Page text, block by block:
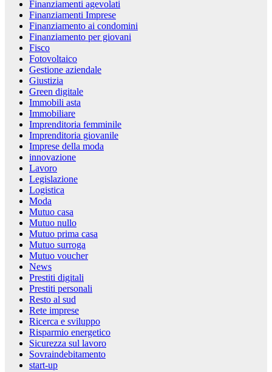
Finanziamenti agevolati
Finanziamenti Imprese
Finanziamento ai condomini
Finanziamento per giovani
Fisco
Fotovoltaico
Gestione aziendale
Giustizia
Green digitale
Immobili asta
Immobiliare
Imprenditoria femminile
Imprenditoria giovanile
Imprese della moda
innovazione
Lavoro
Legislazione
Logistica
Moda
Mutuo casa
Mutuo nullo
Mutuo prima casa
Mutuo surroga
Mutuo voucher
News
Prestiti digitali
Prestiti personali
Resto al sud
Rete imprese
Ricerca e sviluppo
Risparmio energetico
Sicurezza sul lavoro
Sovraindebitamento
start-up